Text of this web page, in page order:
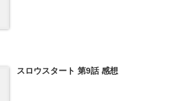
スロウスタート 第9話 感想